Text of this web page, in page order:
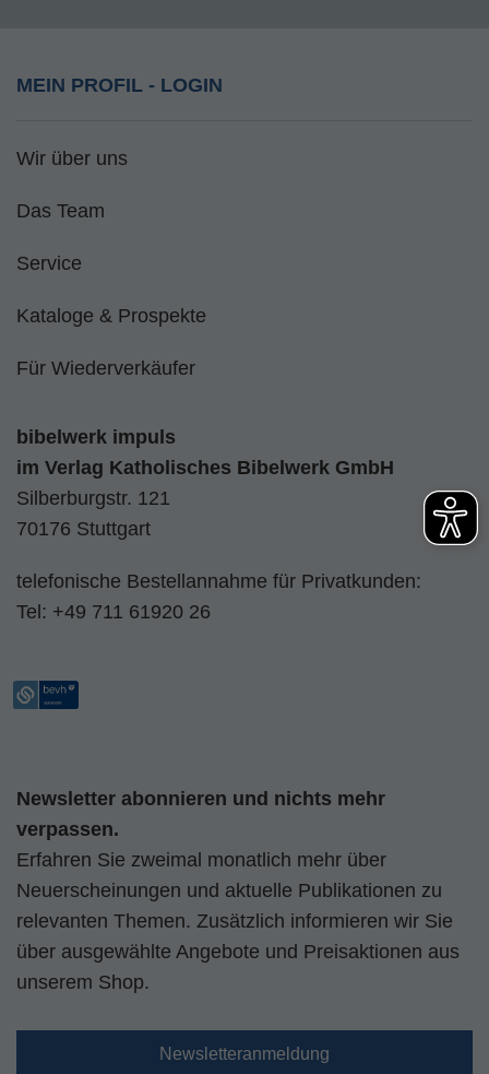
MEIN PROFIL - LOGIN
Wir über uns
Das Team
Service
Kataloge & Prospekte
Für Wiederverkäufer
bibelwerk impuls
im Verlag Katholisches Bibelwerk GmbH
Silberburgstr. 121
70176 Stuttgart
telefonische Bestellannahme für Privatkunden:
Tel: +49 711 61920 26
Newsletter abonnieren und nichts mehr
verpassen.
Erfahren Sie zweimal monatlich mehr über
Neuerscheinungen und aktuelle Publikationen zu
relevanten Themen. Zusätzlich informieren wir Sie
über ausgewählte Angebote und Preisaktionen aus
unserem Shop.
Newsletteranmeldung